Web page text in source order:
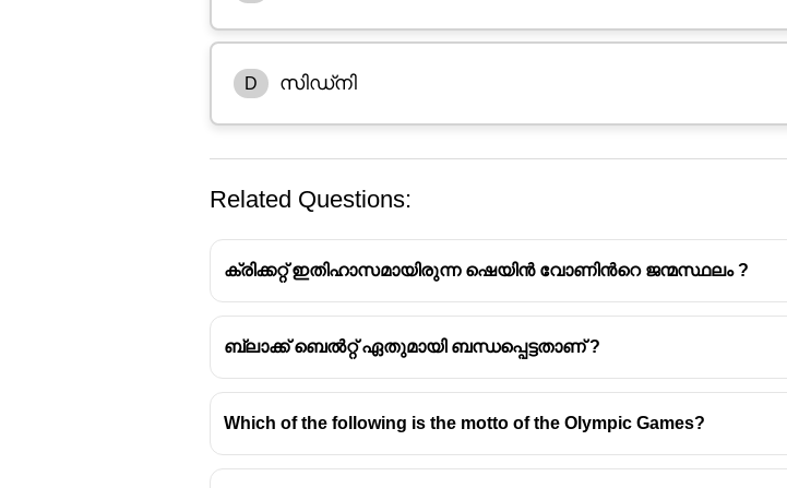
D സിഡ്‌നി
Related Questions:
ക്രിക്കറ്റ് ഇതിഹാസമായിരുന്ന ഷെയിൻ വോണിൻറെ ജന്മസ്ഥലം ?
ബ്ലാക്ക് ബെൽറ്റ് ഏതുമായി ബന്ധപ്പെട്ടതാണ് ?
Which of the following is the motto of the Olympic Games?